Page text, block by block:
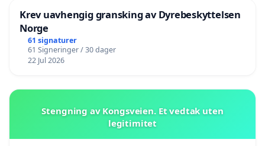
Krev uavhengig gransking av Dyrebeskyttelsen
Norge
61 signaturer
61 Signeringer / 30 dager
22 Jul 2026
Stengning av Kongsveien. Et vedtak uten
legitimitet